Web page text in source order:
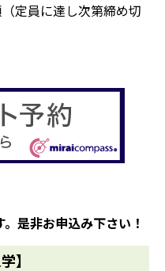
定員に達し次第締め切
是非お申込み下さい！
】